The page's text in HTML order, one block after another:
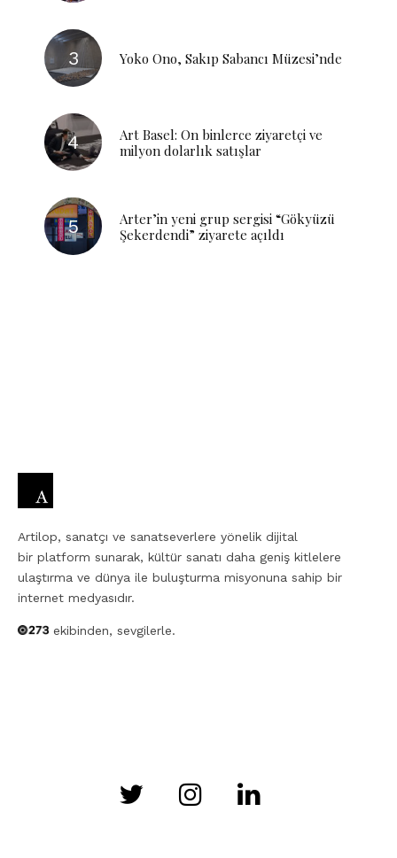
Yoko Ono, Sakıp Sabancı Müzesi’nde
Art Basel: On binlerce ziyaretçi ve
milyon dolarlık satışlar
Arter’in yeni grup sergisi “Gökyüzü
Şekerdendi” ziyarete açıldı
Artilop, sanatçı ve sanatseverlere yönelik dijital
bir platform sunarak, kültür sanatı daha geniş kitlelere
ulaştırma ve dünya ile buluşturma misyonuna sahip bir
internet medyasıdır.
ekibinden, sevgilerle.